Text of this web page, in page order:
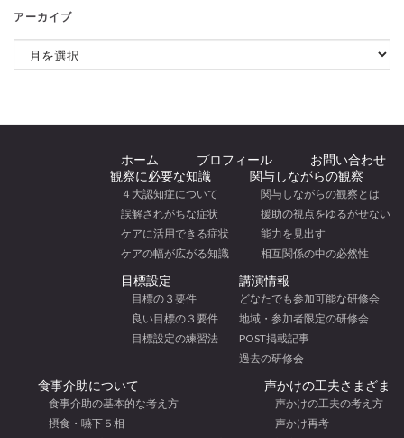
アーカイブ
アーカイブ
ホーム プロフィール
お問い合わせ
観察に必要な知識
４大認知症について
誤解されがちな症状
ケアに活用できる症状
ケアの幅が広がる知識
関与しながらの観察
関与しながらの観察とは
援助の視点をゆるがせない
能力を見出す
相互関係の中の必然性
目標設定
目標の３要件
良い目標の３要件
目標設定の練習法
講演情報
どなたでも参加可能な研修会
地域・参加者限定の研修会
POST掲載記事
過去の研修会
食事介助について
食事介助の基本的な考え方
摂食・嚥下５相
声かけの工夫さまざま
声かけの工夫の考え方
声かけ再考